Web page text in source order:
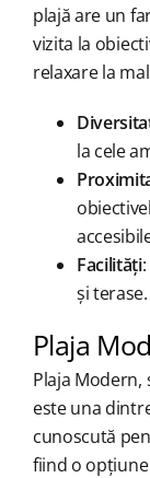
plajă are un
vizita la
relaxare la
la cele
Facilități
și terase.
Plaja
Plaja Modern,
este una
cunoscută
fiind o